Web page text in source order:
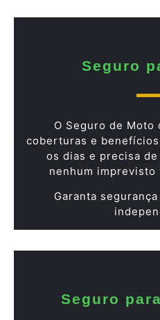
Seguro
O Seguro de Moto
coberturas e
os dias e precisa
nenhum
Garanta
Seguro